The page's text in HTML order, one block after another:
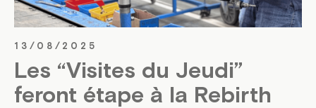
13/08/2025
Les “Visites du Jeudi”
feront étape à la Rebirth